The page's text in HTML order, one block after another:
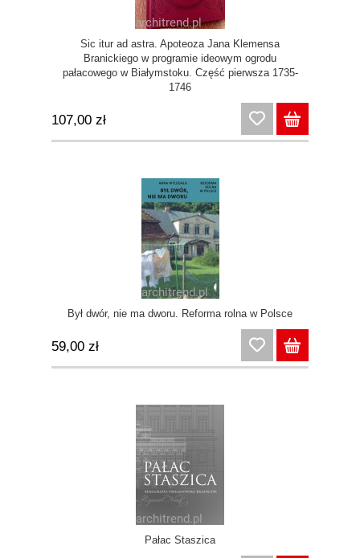
Sic itur ad astra. Apoteoza Jana Klemensa
Branickiego w programie ideowym ogrodu
pałacowego w Białymstoku. Część pierwsza 1735-
1746
107,00 zł
Był dwór, nie ma dworu. Reforma rolna w Polsce
59,00 zł
Pałac Staszica